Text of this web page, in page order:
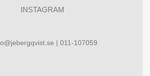
INSTAGRAM
| 011-107059